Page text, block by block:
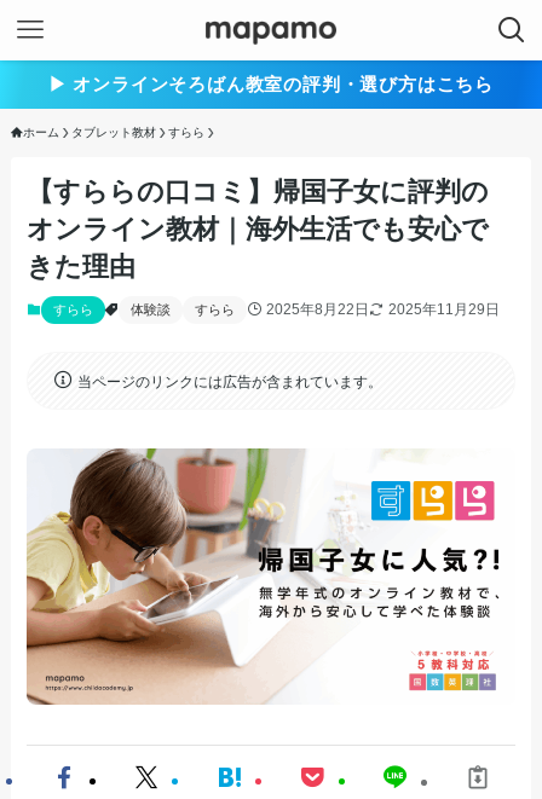
▶︎ オンラインそろばん教室の評判・選び方はこちら
ホーム タブレット教材 すらら
【すららの口コミ】帰国子女に評判の
オンライン教材｜海外生活でも安心で
きた理由
すらら 体験談 すらら 2025年8月22日 2025年11月29日
当ページのリンクには広告が含まれています。